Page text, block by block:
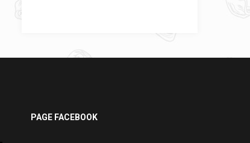
PAGE FACEBOOK